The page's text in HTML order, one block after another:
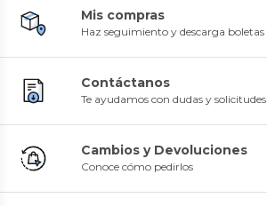
Mis compras
Haz seguimiento y descarga boletas
Contáctanos
Te ayudamos con dudas y solicitudes
Cambios y Devoluciones
Conoce cómo pedirlos